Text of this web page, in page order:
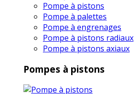
Pompe à pistons
Pompe à palettes
Pompe à engrenages
Pompe à pistons radiaux
Pompe à pistons axiaux
Pompes à pistons